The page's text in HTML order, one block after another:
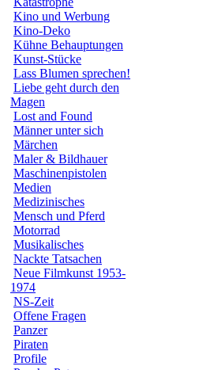
Kino und Werbung
Kino-Deko
Kühne Behauptungen
Kunst-Stücke
Lass Blumen sprechen!
Liebe geht durch den
Magen
Lost and Found
Männer unter sich
Märchen
Maler & Bildhauer
Maschinenpistolen
Medien
Medizinisches
Mensch und Pferd
Motorrad
Musikalisches
Nackte Tatsachen
Neue Filmkunst 1953-
1974
NS-Zeit
Offene Fragen
Panzer
Piraten
Profile